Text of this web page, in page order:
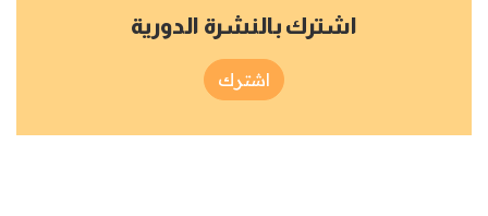
اشترك بالنشرة الدورية
اشترك